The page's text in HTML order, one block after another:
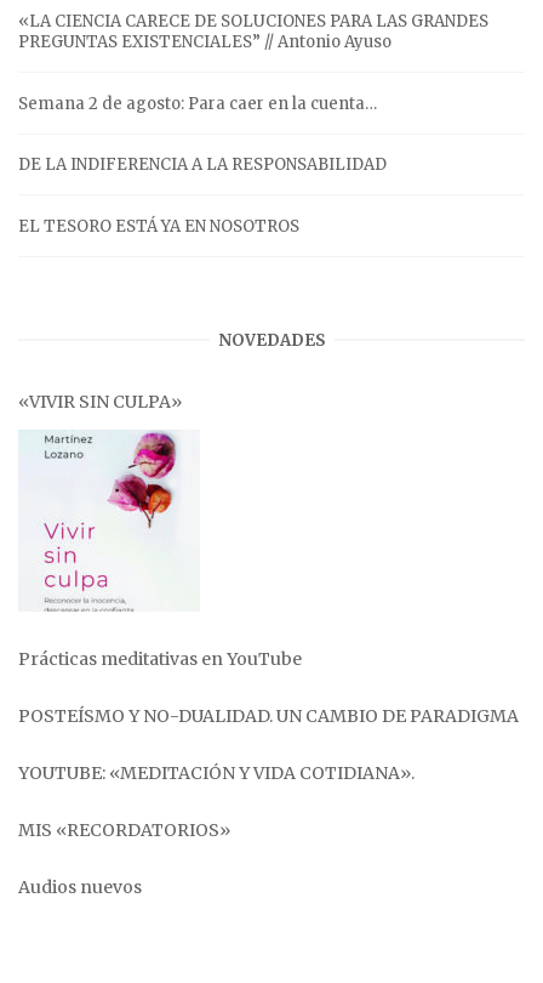
«LA CIENCIA CARECE DE SOLUCIONES PARA LAS GRANDES
PREGUNTAS EXISTENCIALES” // Antonio Ayuso
Semana 2 de agosto: Para caer en la cuenta…
DE LA INDIFERENCIA A LA RESPONSABILIDAD
EL TESORO ESTÁ YA EN NOSOTROS
NOVEDADES
«VIVIR SIN CULPA»
Prácticas meditativas en YouTube
POSTEÍSMO Y NO-DUALIDAD. UN CAMBIO DE PARADIGMA
YOUTUBE: «MEDITACIÓN Y VIDA COTIDIANA».
MIS «RECORDATORIOS»
Audios nuevos